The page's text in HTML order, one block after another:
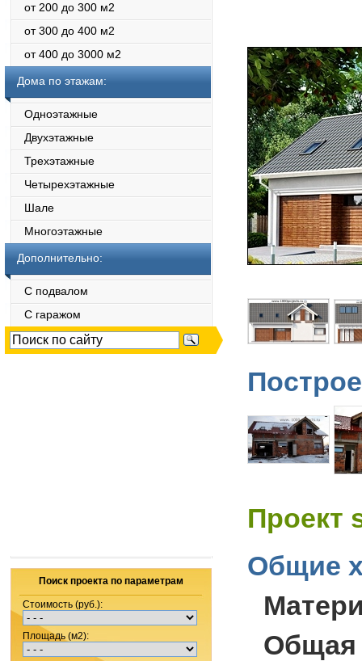
от 200 до 300 м2
от 300 до 400 м2
от 400 до 3000 м2
Дома по этажам:
Одноэтажные
Двухэтажные
Трехэтажные
Четырехэтажные
Шале
Многоэтажные
Дополнительно:
С подвалом
С гаражом
Поиск проекта по параметрам
Стоимость (руб.):
Площадь (м2):
Проект
Общие
Общая